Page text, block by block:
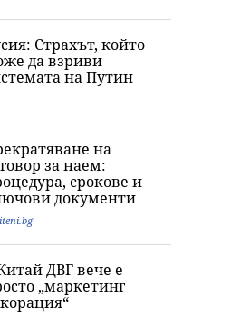
Страхът, който
да взриви
на Путин
на
за наем:
срокове и
документи
ДВГ вече е
„маркетинг